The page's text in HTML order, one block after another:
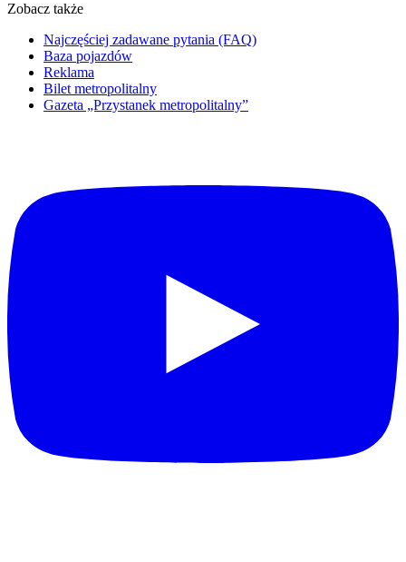
Zobacz także
Najczęściej zadawane pytania (FAQ)
Baza pojazdów
Reklama
Bilet metropolitalny
Gazeta „Przystanek metropolitalny”